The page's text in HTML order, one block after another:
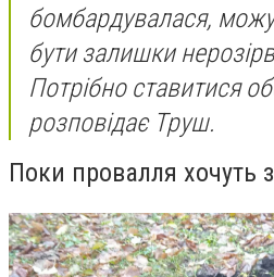
бомбардувалася,
бути залишки
Потрібно ставитися
розповідає Труш.
Поки провалля хочуть